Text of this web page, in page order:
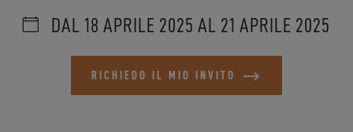
DAL 18 APRILE 2025 AL 21 APRILE 2025
RICHIEDO IL MIO INVITO